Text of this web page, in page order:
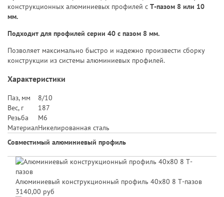
конструкционных алюминиевых профилей с Т-пазом 8 или 10
мм.
Подходит для профилей серии 40 с пазом 8 мм.
Позволяет максимально быстро и надежно произвести сборку
конструкции из системы алюминиевых профилей.
Характеристики
Паз, мм
8/10
Вес, г
187
Резьба
M6
МатериалНикелированная сталь
Совместимый алюминиевый профиль
Алюминиевый конструкционный профиль 40х80 8 Т-пазов
3140,00 руб